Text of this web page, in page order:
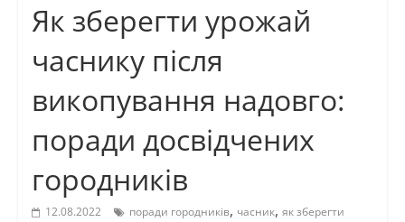
Як зберегти урожай
часнику після
викопування надовго:
поради досвідчених
городників
12.08.2022 поради городників, часник, як зберегти